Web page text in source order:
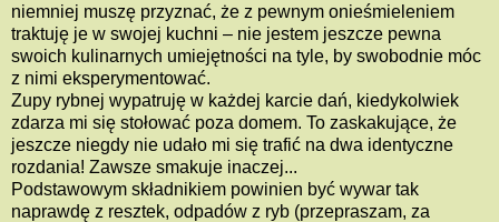
niemniej muszę przyznać, że z pewnym onieśmieleniem
traktuję je w swojej kuchni – nie jestem jeszcze pewna
swoich kulinarnych umiejętności na tyle, by swobodnie móc
z nimi eksperymentować.
Zupy rybnej wypatruję w każdej karcie dań, kiedykolwiek
zdarza mi się stołować poza domem. To zaskakujące, że
jeszcze niegdy nie udało mi się trafić na dwa identyczne
rozdania! Zawsze smakuje inaczej...
Podstawowym składnikiem powinien być wywar tak
naprawdę z resztek, odpadów z ryb (przepraszam, za